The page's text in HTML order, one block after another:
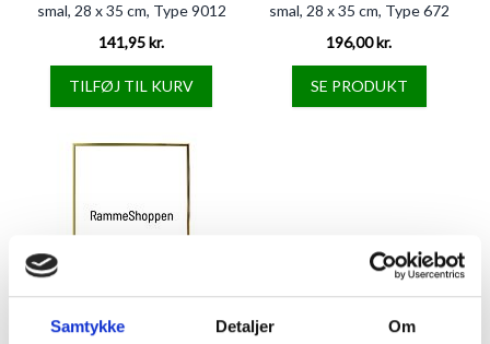
Samtykke Detaljer Om
smal, 28 x 35 cm, Type 9012
141,95 kr.
TILFØJ TIL KURV
smal, 28 x 35 cm, Type 672
196,00 kr.
SE PRODUKT